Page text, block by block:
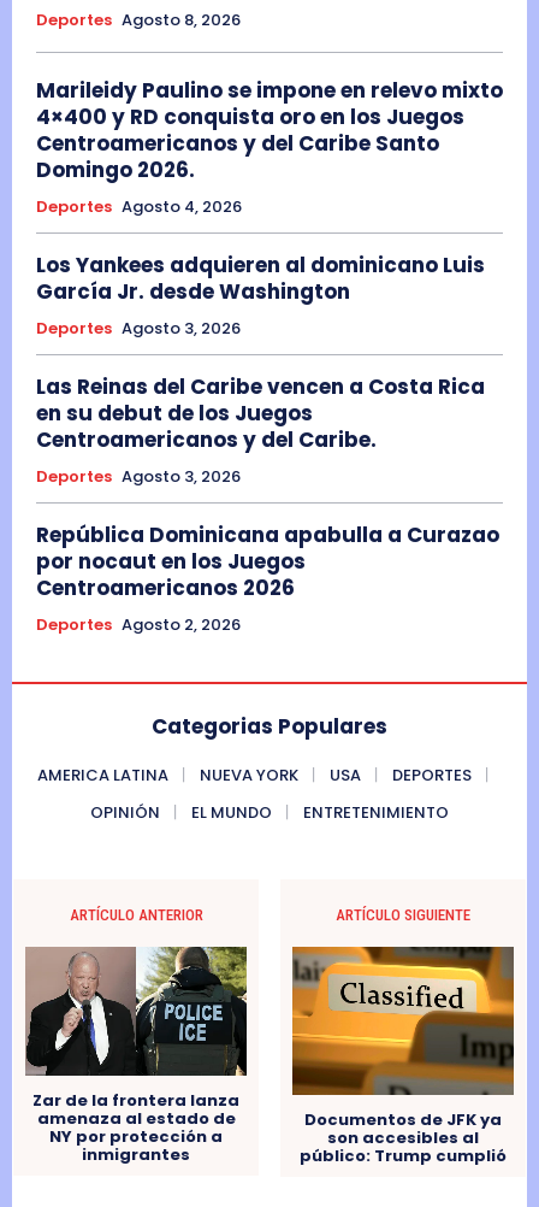
Deportes Agosto 8, 2026
Marileidy Paulino se impone en relevo mixto
4×400 y RD conquista oro en los Juegos
Centroamericanos y del Caribe Santo
Domingo 2026.
Deportes Agosto 4, 2026
Los Yankees adquieren al dominicano Luis
García Jr. desde Washington
Deportes Agosto 3, 2026
Las Reinas del Caribe vencen a Costa Rica
en su debut de los Juegos
Centroamericanos y del Caribe.
Deportes Agosto 3, 2026
República Dominicana apabulla a Curazao
por nocaut en los Juegos
Centroamericanos 2026
Deportes Agosto 2, 2026
Categorias Populares
AMERICA LATINA NUEVA YORK USA
DEPORTES
OPINIÓN
EL MUNDO ENTRETENIMIENTO
ARTÍCULO ANTERIOR
Zar de la frontera lanza
amenaza al estado de
NY por protección a
inmigrantes
ARTÍCULO SIGUIENTE
Documentos de JFK ya
son accesibles al
público: Trump cumplió